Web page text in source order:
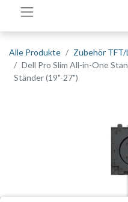
Alle Produkte
Zubehör TFT/
Dell Pro Slim All-in-One
Ständer (19"-27")